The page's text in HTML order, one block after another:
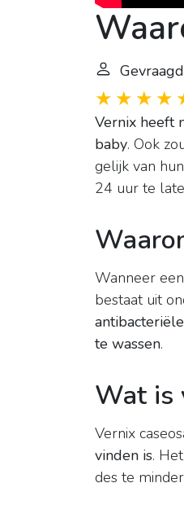
Vernix heeft
baby. Ook
gelijk van
24 uur te
Wanneer
bestaat uit
te wassen.
Wat is
Vernix
vinden is.
des te